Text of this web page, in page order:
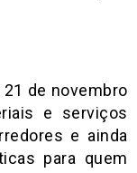
de novembro
e serviços
e ainda
para quem